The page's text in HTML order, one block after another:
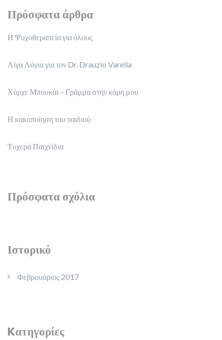
Πρόσφατα άρθρα
Η Ψυχοθεραπεία για όλους
Λίγα Λόγια για τον Dr. Drauzio Varella
Χόρχε Μπουκάι – Γράμμα στην κόρη μου
Η κακοποίηση του παιδιού
Τυχερά Παιχνίδια
Πρόσφατα σχόλια
Ιστορικό
Φεβρουάριος 2017
Kατηγορίες